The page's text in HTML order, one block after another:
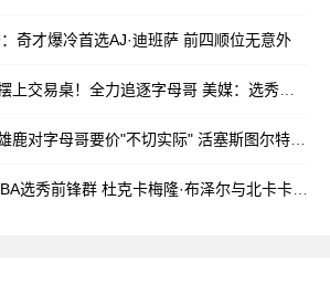
奇才爆冷首选AJ·迪班萨 前四顺位无意外
易桌！全力追逐字母哥 美媒：选秀大会前见分晓
字母哥要价"不切实际" 活塞斯图尔特或改换门庭？
前锋群 杜克卡梅隆·布泽尔与北卡卡莱布·威尔逊同登热门榜